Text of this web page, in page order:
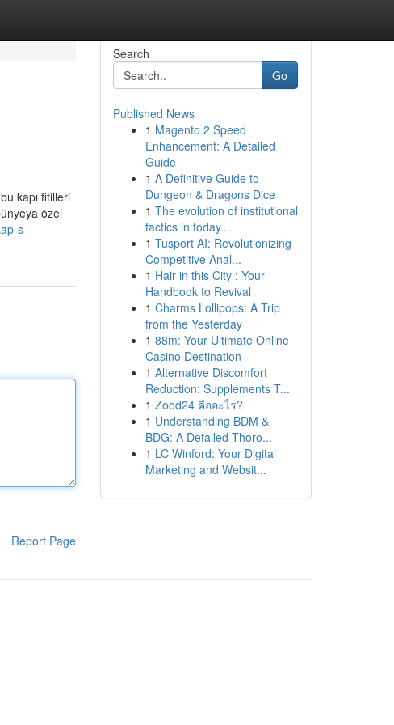
kapı fitilleri
özel
s-
Report Page
Search
Go
Published News
1 Magento 2 Speed
Enhancement: A Detailed
Guide
1 A Definitive Guide to
Dungeon & Dragons Dice
1 The evolution of institutional
tactics in today...
1 Tusport AI: Revolutionizing
Competitive Anal...
1 Hair in this City : Your
Handbook to Revival
1 Charms Lollipops: A Trip
from the Yesterday
1 88m: Your Ultimate Online
Casino Destination
1 Alternative Discomfort
Reduction: Supplements T...
1 Zood24 คืออะไร?
1 Understanding BDM &
BDG: A Detailed Thoro...
1 LC Winford: Your Digital
Marketing and Websit...